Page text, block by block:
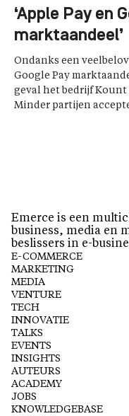
‘Apple Pay en
marktaandeel’
Ondanks een
Google Pay
geval het bedrijf
Minder partijen
Emerce is een
business, media en
beslissers in e-
E-COMMERCE
MARKETING
MEDIA
VENTURE
TECH
INNOVATIE
TALKS
EVENTS
INSIGHTS
AUTEURS
ACADEMY
JOBS
KNOWLEDGEBASE